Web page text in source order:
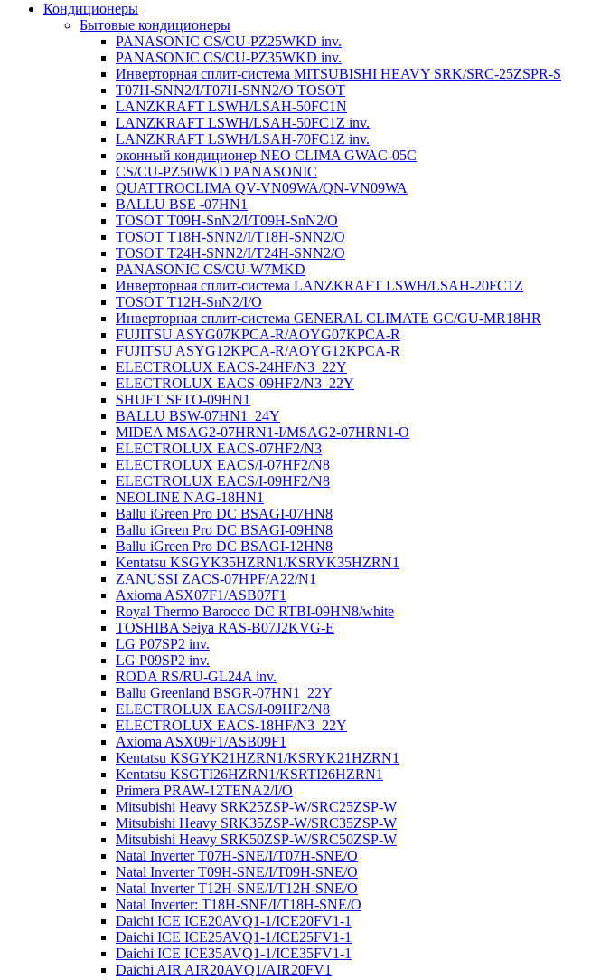
Кондиционеры
Бытовые кондиционеры
PANASONIC CS/CU-PZ25WKD inv.
PANASONIC CS/CU-PZ35WKD inv.
Инверторная сплит-система MITSUBISHI HEAVY SRK/SRC-25ZSPR-S
T07H-SNN2/I/T07H-SNN2/O TOSOT
LANZKRAFT LSWH/LSAH-50FC1N
LANZKRAFT LSWH/LSAH-50FC1Z inv.
LANZKRAFT LSWH/LSAH-70FC1Z inv.
оконный кондиционер NEO CLIMA GWAC-05C
CS/CU-PZ50WKD PANASONIC
QUATTROCLIMA QV-VN09WA/QN-VN09WA
BALLU BSE -07HN1
TOSOT T09H-SnN2/I/T09H-SnN2/O
TOSOT T18H-SNN2/I/T18H-SNN2/O
TOSOT T24H-SNN2/I/T24H-SNN2/O
PANASONIC CS/CU-W7MKD
Инверторная сплит-система LANZKRAFT LSWH/LSAH-20FC1Z
TOSOT T12H-SnN2/I/O
Инверторная сплит-система GENERAL CLIMATE GC/GU-MR18HR
FUJITSU ASYG07KPCA-R/AOYG07KPCA-R
FUJITSU ASYG12KPCA-R/AOYG12KPCA-R
ELECTROLUX EACS-24HF/N3_22Y
ELECTROLUX EACS-09HF2/N3_22Y
SHUFT SFTO-09HN1
BALLU BSW-07HN1_24Y
MIDEA MSAG2-07HRN1-I/MSAG2-07HRN1-O
ELECTROLUX EACS-07HF2/N3
ELECTROLUX EACS/I-07HF2/N8
ELECTROLUX EACS/I-09HF2/N8
NEOLINE NAG-18HN1
Ballu iGreen Pro DC BSAGI-07HN8
Ballu iGreen Pro DC BSAGI-09HN8
Ballu iGreen Pro DC BSAGI-12HN8
Kentatsu KSGYK35HZRN1/KSRYK35HZRN1
ZANUSSI ZACS-07HPF/A22/N1
Axioma ASX07F1/ASB07F1
Royal Thermo Barocco DC RTBI-09HN8/white
TOSHIBA Seiya RAS-B07J2KVG-E
LG P07SP2 inv.
LG P09SP2 inv.
RODA RS/RU-GL24A inv.
Ballu Greenland BSGR-07HN1_22Y
ELECTROLUX EACS/I-09HF2/N8
ELECTROLUX EACS-18HF/N3_22Y
Axioma ASX09F1/ASB09F1
Kentatsu KSGYK21HZRN1/KSRYK21HZRN1
Kentatsu KSGTI26HZRN1/KSRTI26HZRN1
Primera PRAW-12TENA2/I/O
Mitsubishi Heavy SRK25ZSP-W/SRC25ZSP-W
Mitsubishi Heavy SRK35ZSP-W/SRC35ZSP-W
Mitsubishi Heavy SRK50ZSP-W/SRC50ZSP-W
Natal Inverter T07H-SNE/I/T07H-SNE/O
Natal Inverter T09H-SNE/I/T09H-SNE/O
Natal Inverter T12H-SNE/I/T12H-SNE/O
Natal Inverter: T18H-SNE/I/T18H-SNE/O
Daichi ICE ICE20AVQ1-1/ICE20FV1-1
Daichi ICE ICE25AVQ1-1/ICE25FV1-1
Daichi ICE ICE35AVQ1-1/ICE35FV1-1
Daichi AIR AIR20AVQ1/AIR20FV1